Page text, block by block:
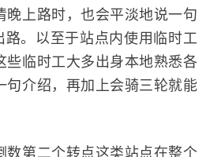
晚上路时，也会平淡地说一句
路。以至于站点内使用临时工
些临时工大多出身本地熟悉各
句介绍，再加上会骑三轮就能
第二个转点这类站点在整个